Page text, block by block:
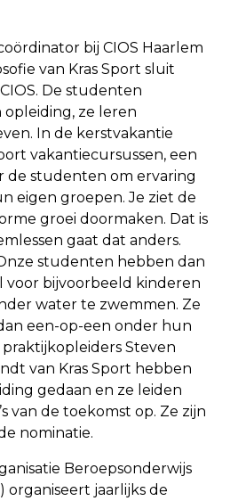
bij CIOS Haarlem
van Kras Sport sluit
De studenten
ze leren
In de kerstvakantie
vakantiecursussen, een
de studenten om ervaring
eigen groepen. Je ziet de
groei doormaken. Dat is
gaat dat anders.
studenten hebben dan
voor bijvoorbeeld kinderen
water te zwemmen. Ze
een-op-een onder hun
praktijkopleiders Steven
van Kras Sport hebben
gedaan en ze leiden
van de toekomst op. Ze zijn
nominatie.
Beroepsonderwijs
organiseert jaarlijks de